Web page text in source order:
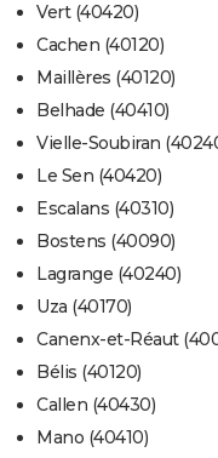
Vert (40420)
Cachen (40120)
Maillères (40120)
Belhade (40410)
Vielle-Soubiran
Le Sen (40420)
Escalans (40310)
Bostens (40090)
Lagrange (40240)
Uza (40170)
Canenx-et-Réaut
Bélis (40120)
Callen (40430)
Mano (40410)